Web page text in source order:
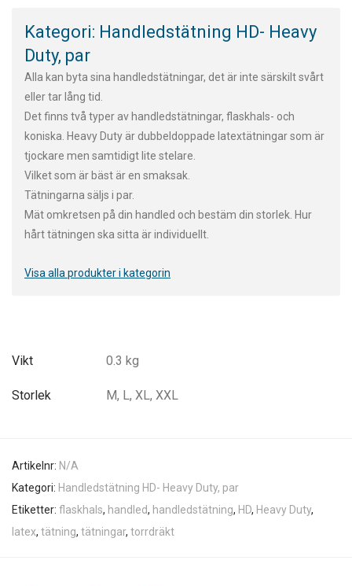
Kategori: Handledstätning HD- Heavy
Duty, par
Alla kan byta sina handledstätningar, det är inte särskilt svårt
eller tar lång tid.
Det finns två typer av handledstätningar, flaskhals- och
koniska. Heavy Duty är dubbeldoppade latextätningar som är
tjockare men samtidigt lite stelare.
Vilket som är bäst är en smaksak.
Tätningarna säljs i par.
Mät omkretsen på din handled och bestäm din storlek. Hur
hårt tätningen ska sitta är individuellt.
Visa alla produkter i kategorin
Vikt 0.3 kg
Storlek M, L, XL, XXL
Artikelnr: N/A
Kategori: Handledstätning HD- Heavy Duty, par
Etiketter: flaskhals, handled, handledstätning, HD, Heavy Duty,
latex, tätning, tätningar, torrdräkt